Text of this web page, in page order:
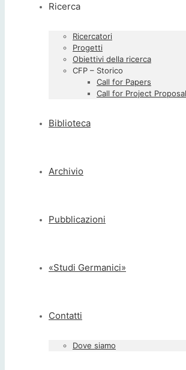
Ricerca
Ricercatori
Progetti
Obiettivi della ricerca
CFP – Storico
Call for Papers
Call for Project
Biblioteca
Archivio
Pubblicazioni
«Studi Germanici»
Contatti
Dove siamo